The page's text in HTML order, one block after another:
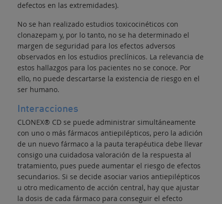
defectos en las extremidades).
No se han realizado estudios toxicocinéticos con
clonazepam y, por lo tanto, no se ha determinado el
margen de seguridad para los efectos adversos
observados en los estudios preclínicos. La relevancia de
estos hallazgos para los pacientes no se conoce. Por
ello, no puede descartarse la existencia de riesgo en el
ser humano.
Interacciones
CLONEX® CD se puede administrar simultáneamente
con uno o más fármacos antiepilépticos, pero la adición
de un nuevo fármaco a la pauta terapéutica debe llevar
consigo una cuidadosa valoración de la respuesta al
tratamiento, pues puede aumentar el riesgo de efectos
secundarios. Si se decide asociar varios antiepilépticos
u otro medicamento de acción central, hay que ajustar
la dosis de cada fármaco para conseguir el efecto